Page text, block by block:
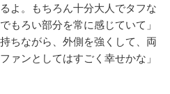
よ。もちろん十分大人でタフな
もろい部分を常に感じていて」
ちながら、外側を強くして、両
ァンとしてはすごく幸せかな」